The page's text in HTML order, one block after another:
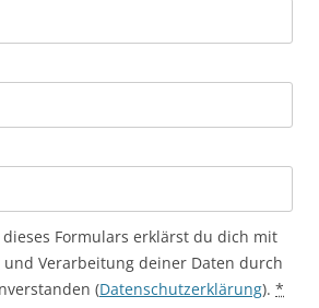
Formulars erklärst du dich mit
Verarbeitung deiner Daten durch
(Datenschutzerklärung). *